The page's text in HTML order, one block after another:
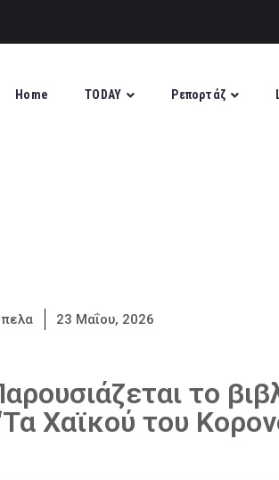
Home TODAY Ρεπορτάζ
23 Μαΐου, 2026
το
Χαϊκού του